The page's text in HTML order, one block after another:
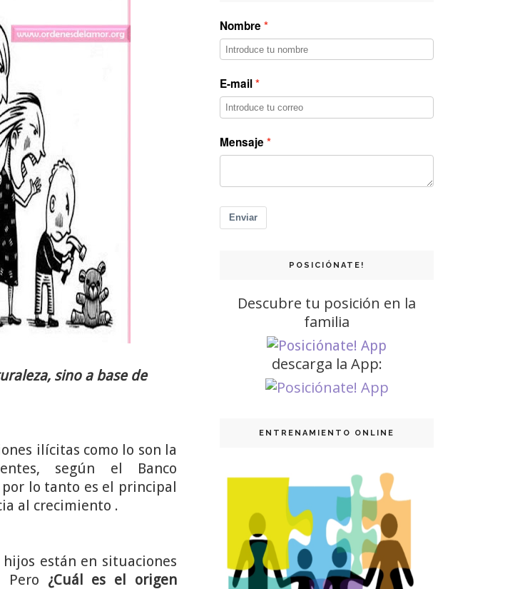
sino a base de
ilícitas como lo son la
según el Banco
lo tanto es el principal
al crecimiento .
están en situaciones
Pero ¿Cuál es el origen
Nombre
E-mail
Mensaje
Enviar
POSICIÓNATE!
Descubre tu posición en la
familia
descarga la App:
ENTRENAMIENTO ONLINE